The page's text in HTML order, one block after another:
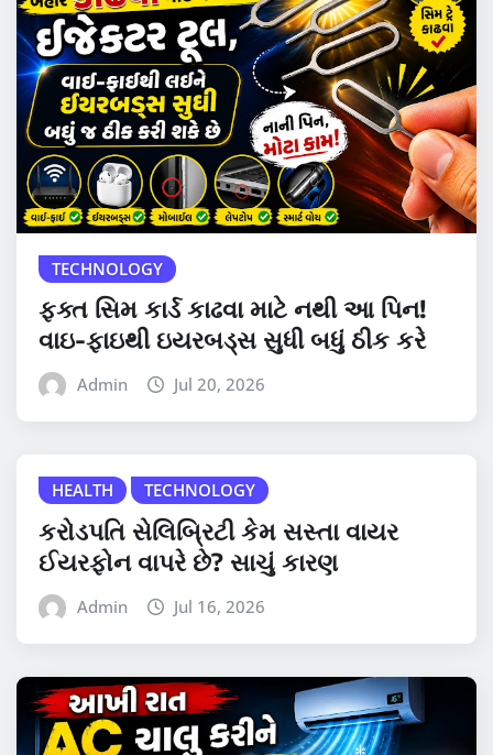
TECHNOLOGY
ફક્ત સિમ કાર્ડ કાઢવા માટે નથી આ પિન!
વાઇ-ફાઇથી ઇયરબડ્સ સુધી બધું ઠીક કરે
Admin Jul 20, 2026
HEALTH TECHNOLOGY
કરોડપતિ સેલિબ્રિટી કેમ સસ્તા વાયર
ઈયરફોન વાપરે છે? સાચું કારણ
Admin Jul 16, 2026